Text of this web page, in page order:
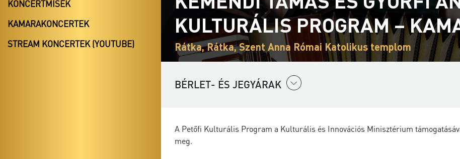
KONCERTMISÉK
KAMARAKONCERTEK
STREAM KONCERTEK (YOUTUBE)
KULTURÁLIS PROGRAM –
Rátka, Rátka, Szent Anna Római Katolikus templom
BÉRLET- ÉS JEGYÁRAK
A Petőfi Kulturális Program a Kulturális és Innovációs Minisztérium
meg.